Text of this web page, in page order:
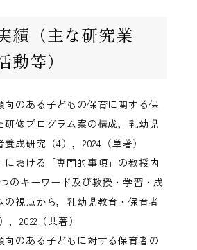
績（主な研究業
動等）
向のある子どもの保育に関する保
研修プログラム案の構成，乳幼児
成研究（4），2024（単著）
における「専門的事項」の教授内
のキーワード及び教授・学習・成
の視点から，乳幼児教育・保育者
，2022（共著）
向のある子どもに対する保育者の